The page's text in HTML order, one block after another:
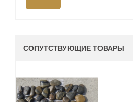
СОПУТСТВУЮЩИЕ ТОВАРЫ